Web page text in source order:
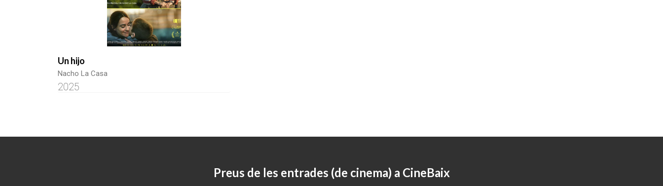
Un hijo
Nacho La Casa
2025
Preus de les entrades (de cinema) a CineBaix